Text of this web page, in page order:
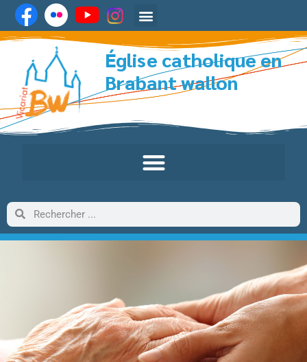
Église catholique en
Brabant wallon